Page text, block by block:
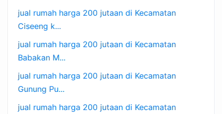
jual rumah harga 200 jutaan di Kecamatan
Ciseeng k...
jual rumah harga 200 jutaan di Kecamatan
Babakan M...
jual rumah harga 200 jutaan di Kecamatan
Gunung Pu...
jual rumah harga 200 jutaan di Kecamatan